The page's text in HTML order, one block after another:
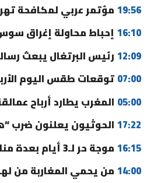
19:56 مؤتمر عربي لمكافحة
16:10 إحباط محاولة إغراق
12:09 رئيس البرتغال يبعث
07:00 توقعات طقس اليوم
05:00 المغرب يطارد أرباح
17:22 الحوثيون يعلنون
16:15 موجة حر لـ3 أيام بعدة مناطق
14:00 من يحمي المغاربة من